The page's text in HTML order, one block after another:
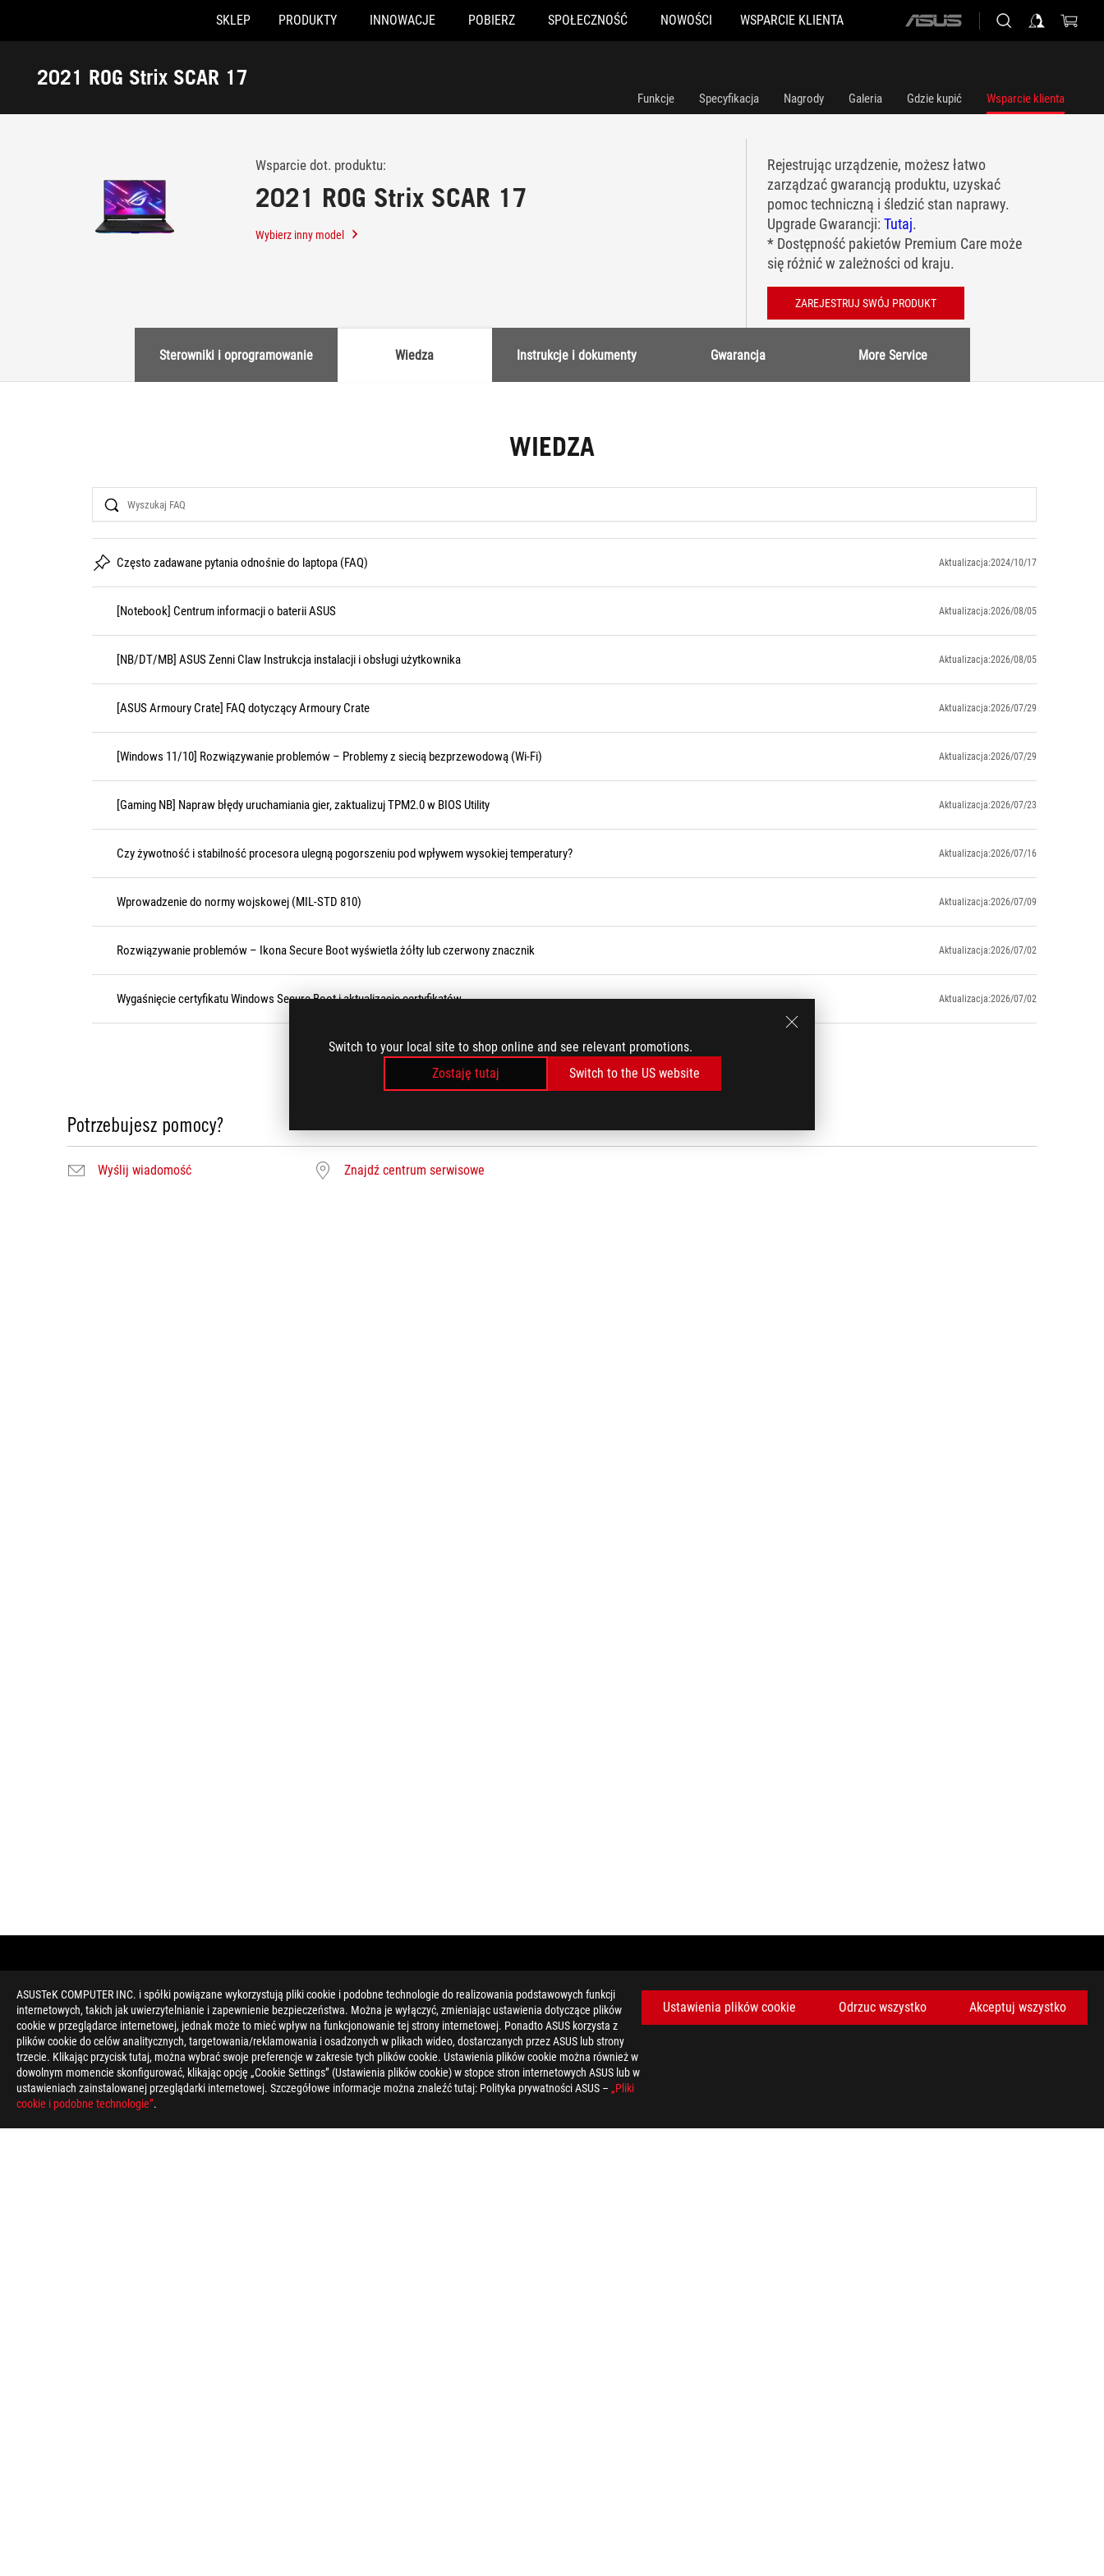
ASUSTeK COMPUTER INC. i spółki powiązane wykorzystują pliki cookie i podobne technologie do realizowania podstawowych funkcji
internetowych, takich jak uwierzytelnianie i zapewnienie bezpieczeństwa. Można je wyłączyć, zmieniając ustawienia dotyczące plików
cookie w przeglądarce internetowej, jednak może to mieć wpływ na funkcjonowanie tej strony internetowej. Ponadto ASUS korzysta z
plików cookie do celów analitycznych, targetowania/reklamowania i osadzonych w plikach wideo, dostarczanych przez ASUS lub strony
trzecie. Klikając przycisk tutaj, można wybrać swoje preferencje w zakresie tych plików cookie. Ustawienia plików cookie można również w
dowolnym momencie skonfigurować, klikając opcję „Cookie Settings” (Ustawienia plików cookie) w stopce stron internetowych ASUS lub w
ustawieniach zainstalowanej przeglądarki internetowej. Szczegółowe informacje można znaleźć tutaj: Polityka prywatności ASUS – „Pliki
cookie i podobne technologie”.
Ustawienia plików cookie Odrzuc wszystko Akceptuj wszystko
Switch to your local site to shop online and see relevant promotions.
Zostaję tutaj
Switch to the US website
Accessibility links
SKLEP PRODUKTY INNOWACJE POBIERZ SPOŁECZNOŚĆ NOWOŚCI WSPARCIE KLIENTA
ASUS
2021 ROG Strix SCAR 17
Wsparcie
Funkcje Specyfikacja Nagrody Galeria Gdzie kupić Wsparcie klienta
Wsparcie dot. produktu:
2021 ROG Strix SCAR 17
Wybierz inny model
Rejestrując urządzenie, możesz łatwo
zarządzać gwarancją produktu, uzyskać
pomoc techniczną i śledzić stan naprawy.
Upgrade Gwarancji: Tutaj.
* Dostępność pakietów Premium Care może
się różnić w zależności od kraju.
ZAREJESTRUJ SWÓJ PRODUKT
Sterowniki i oprogramowanie Wiedza Instrukcje i dokumenty Gwarancja More Service
WIEDZA
Search
Często zadawane pytania odnośnie do laptopa (FAQ) Aktualizacja:2024/10/17
[Notebook] Centrum informacji o baterii ASUS Aktualizacja:2026/08/05
[NB/DT/MB] ASUS Zenni Claw Instrukcja instalacji i obsługi użytkownika Aktualizacja:2026/08/05
[ASUS Armoury Crate] FAQ dotyczący Armoury Crate Aktualizacja:2026/07/29
[Windows 11/10] Rozwiązywanie problemów – Problemy z siecią bezprzewodową (Wi-Fi) Aktualizacja:2026/07/29
[Gaming NB] Napraw błędy uruchamiania gier, zaktualizuj TPM2.0 w BIOS Utility Aktualizacja:2026/07/23
Czy żywotność i stabilność procesora ulegną pogorszeniu pod wpływem wysokiej temperatury? Aktualizacja:2026/07/16
Wprowadzenie do normy wojskowej (MIL-STD 810) Aktualizacja:2026/07/09
Rozwiązywanie problemów – Ikona Secure Boot wyświetla żółty lub czerwony znacznik Aktualizacja:2026/07/02
Wygaśnięcie certyfikatu Windows Secure Boot i aktualizacje certyfikatów Aktualizacja:2026/07/02
ZAŁADUJ WIĘCEJ
Potrzebujesz pomocy?
Wyślij wiadomość Znajdź centrum serwisowe
Disclaimer
Standardowe środowisko testowe ASUS dotyczące żywotności baterii jest następujące: system operacyjny Windows, moduł wyświetlacza o jasności 150 nitów, wyłączone oświetlenie i inne ustawienia
aplikacji.